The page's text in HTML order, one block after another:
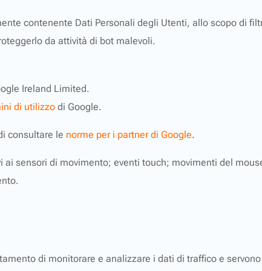
contenente Dati Personali degli Utenti, allo scopo di
da attività di bot malevoli.
Ireland Limited.
di utilizzo di Google.
consultare le norme per i partner di Google.
sensori di movimento; eventi touch; movimenti del
di monitorare e analizzare i dati di traffico e servono